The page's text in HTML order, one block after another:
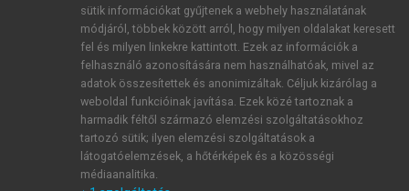
ÚJ FIÓK LÉTREHOZÁSA
1 óra díjmentes hozzáférés
E-MAIL-CÍM
sütik információkat gyűjtenek a webhely használatának
módjáról, többek között arról, hogy milyen oldalakat keresett
fel és milyen linkekre kattintott. Ezek az információk a
felhasználó azonosítására nem használhatóak, mivel az
adatok összesítettek és anonimizáltak. Céljuk kizárólag a
weboldal funkcióinak javítása. Ezek közé tartoznak a
harmadik féltől származó elemzési szolgáltatásokhoz
tartozó sütik; ilyen elemzési szolgáltatások a
látogatóelemzések, a hőtérképek és a közösségi
médiaanalitika.